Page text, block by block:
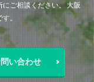
ご相談ください。 大阪
す。
い合わせ